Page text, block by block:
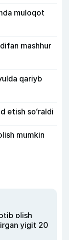
muloqot
mashhur
qariyb
etish soʻraldi
mumkin
olish
yigit 20